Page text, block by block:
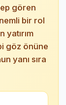
gören
bir rol
yatırım
göz önüne
yanı sıra